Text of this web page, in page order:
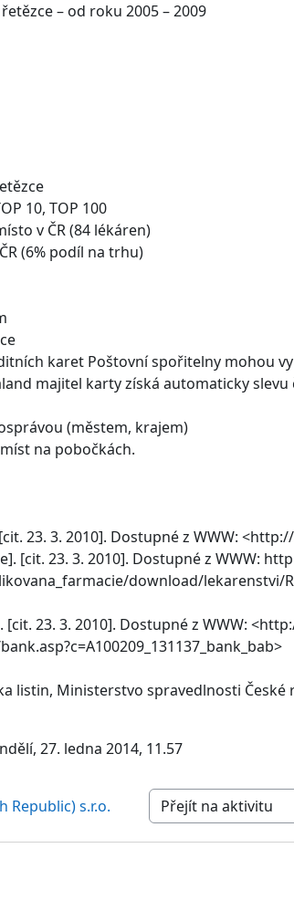
– od roku 2005 – 2009
10, TOP 100
v ČR (84 lékáren)
(6% podíl na trhu)
karet Poštovní spořitelny mohou
majitel karty získá automaticky
(městem, krajem)
na pobočkách.
23. 3. 2010]. Dostupné z WWW:
[cit. 23. 3. 2010]. Dostupné z WWW:
download/lekarenstvi/
[cit. 23. 3. 2010]. Dostupné z WWW:
listin, Ministerstvo spravedlnosti České
27. ledna 2014, 11.57
Republic) s.r.o. Přejít na aktivitu